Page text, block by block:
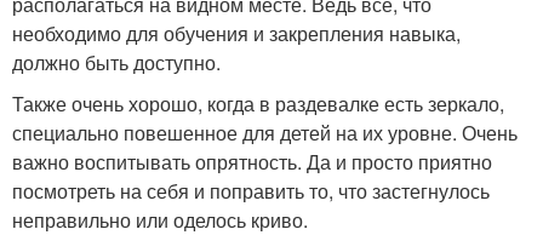
необходимо для обучения и закрепления навыка,
должно быть доступно.
Также очень хорошо, когда в раздевалке есть зеркало,
специально повешенное для детей на их уровне. Очень
важно воспитывать опрятность. Да и просто приятно
посмотреть на себя и поправить то, что застегнулось
неправильно или оделось криво.